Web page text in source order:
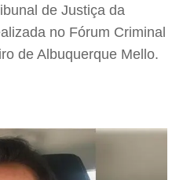
de Justiça da
no Fórum Criminal
de Albuquerque Mello.